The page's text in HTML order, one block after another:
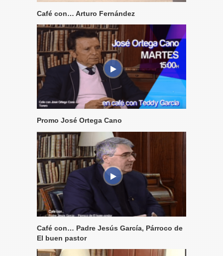
Café con… Arturo Fernández
Promo José Ortega Cano
Café con… Padre Jesús García, Párroco de
El buen pastor